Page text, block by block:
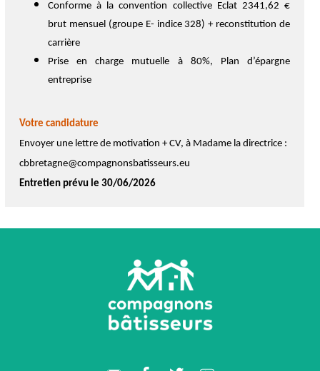
Conforme à la convention collective Eclat 2341,62 €
brut mensuel (groupe E- indice 328) + reconstitution de
carrière
Prise en charge mutuelle à 80%, Plan d’épargne
entreprise
Votre candidature
Envoyer une lettre de motivation + CV, à Madame la directrice :
cbbretagne@compagnonsbatisseurs.eu
Entretien prévu le 30/06/2026